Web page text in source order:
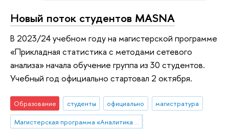
Новый поток студентов MASNA
В 2023/24 учебном году на магистерской программе
«Прикладная статистика с методами сетевого
анализа» начала обучение группа из 30 студентов.
Учебный год официально стартовал 2 октября.
Образование студенты официально
магистратура